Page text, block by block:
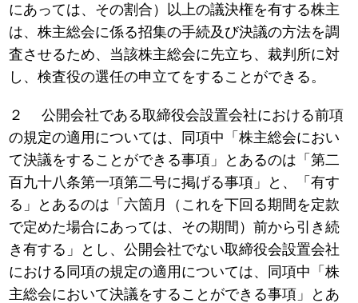
にあっては、その割合）以上の議決権を有する株主
は、株主総会に係る招集の手続及び決議の方法を調
査させるため、当該株主総会に先立ち、裁判所に対
し、検査役の選任の申立てをすることができる。
２ 公開会社である取締役会設置会社における前項
の規定の適用については、同項中「株主総会におい
て決議をすることができる事項」とあるのは「第二
百九十八条第一項第二号に掲げる事項」と、「有す
る」とあるのは「六箇月（これを下回る期間を定款
で定めた場合にあっては、その期間）前から引き続
き有する」とし、公開会社でない取締役会設置会社
における同項の規定の適用については、同項中「株
主総会において決議をすることができる事項」とあ